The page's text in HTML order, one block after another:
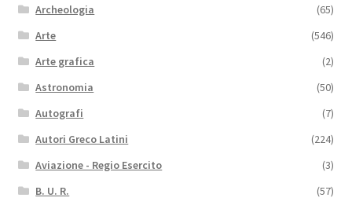
Archeologia
(65)
Arte
(546)
Arte grafica
(2)
Astronomia
(50)
Autografi
(7)
Autori Greco Latini
(224)
Aviazione - Regio Esercito
(3)
B. U. R.
(57)